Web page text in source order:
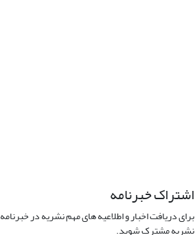
اشتراک خبرنامه
برای دریافت اخبار و اطلاعیه های مهم نشریه در خبرنامه
نشریه مشترک شوید.